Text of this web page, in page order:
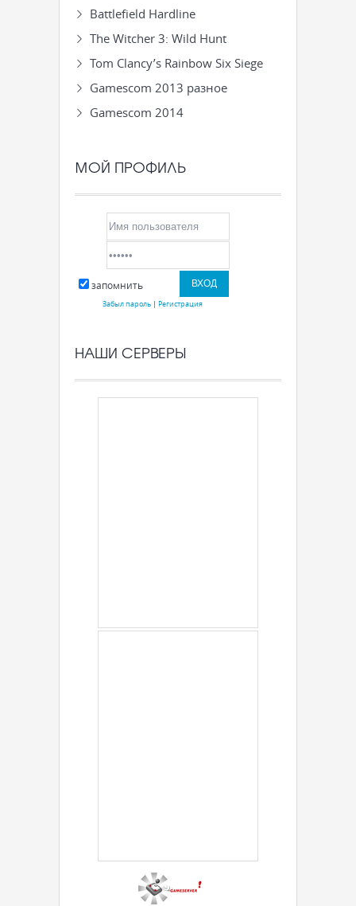
Battlefield Hardline
The Witcher 3: Wild Hunt
Tom Clancy’s Rainbow Six Siege
Gamescom 2013 разное
Gamescom 2014
МОЙ ПРОФИЛЬ
запомнить
Забыл пароль| Регистрация
НАШИ СЕРВЕРЫ